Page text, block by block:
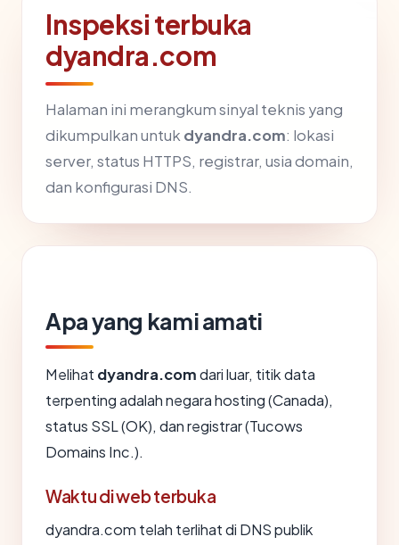
Inspeksi terbuka
dyandra.com
Halaman ini merangkum sinyal teknis yang
dikumpulkan untukdyandra.com: lokasi
server, status HTTPS, registrar, usia domain,
dan konfigurasi DNS.
Apa yang kami amati
Melihat dyandra.comdari luar, titik data
terpenting adalah negara hosting (Canada),
status SSL (OK), dan registrar (Tucows
Domains Inc.).
Waktu di web terbuka
dyandra.com telah terlihat di DNS publik